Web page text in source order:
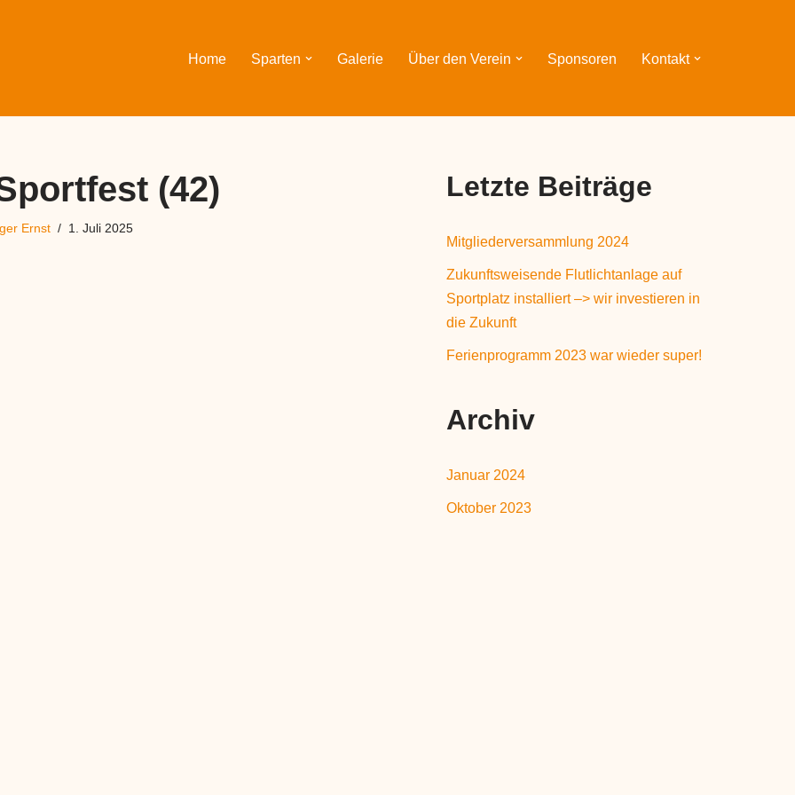
Home Sparten Galerie Über den Verein Sponsoren Kontakt
(42)
Ernst 1. Juli 2025
Letzte Beiträge
Mitgliederversammlung 2024
Zukunftsweisende Flutlichtanlage auf
Sportplatz installiert –> wir investieren in
die Zukunft
Ferienprogramm 2023 war wieder super!
Archiv
Januar 2024
Oktober 2023